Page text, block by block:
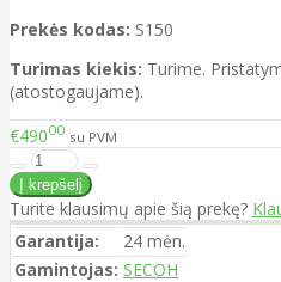
Prekės kodas: S150
Turimas kiekis: Turime.
(atostogaujame).
€49000 su PVM
Turite klausimų apie šią prekę?
Garantija:
24 mėn.
Gamintojas: SECOH